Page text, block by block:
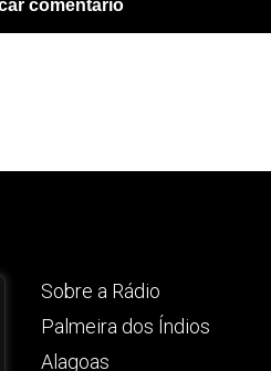
Sobre a Rádio
Palmeira dos Índios
Alagoas